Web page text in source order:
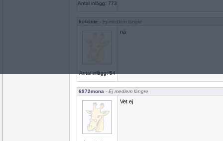
Antal inlägg: 773
kutainte - Ej medlem längre
Antal inlägg: 54
nä
6972mona - Ej medlem längre
Vet ej